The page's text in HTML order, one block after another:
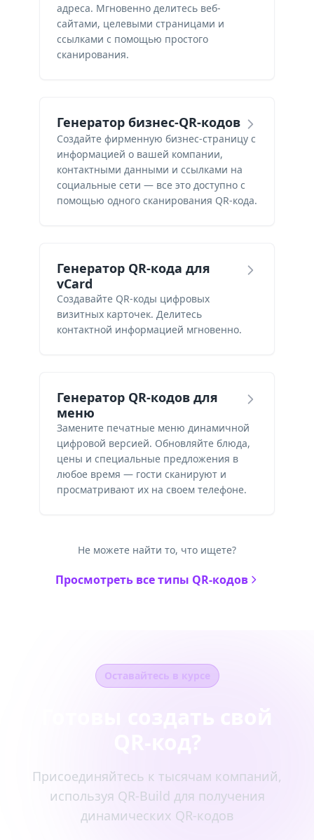
адреса. Мгновенно делитесь веб-
сайтами, целевыми страницами и
ссылками с помощью простого
сканирования.
Генератор бизнес-QR-кодов
Создайте фирменную бизнес-страницу с
информацией о вашей компании,
контактными данными и ссылками на
социальные сети — все это доступно с
помощью одного сканирования QR-кода.
Генератор QR-кода для
vCard
Создавайте QR-коды цифровых
визитных карточек. Делитесь
контактной информацией мгновенно.
Генератор QR-кодов для
меню
Замените печатные меню динамичной
цифровой версией. Обновляйте блюда,
цены и специальные предложения в
любое время — гости сканируют и
просматривают их на своем телефоне.
Не можете найти то, что ищете?
Просмотреть все типы QR-кодов
Оставайтесь в курсе
Присоединяйтесь к тысячам компаний,
используя QR-Build для получения
динамических QR-кодов